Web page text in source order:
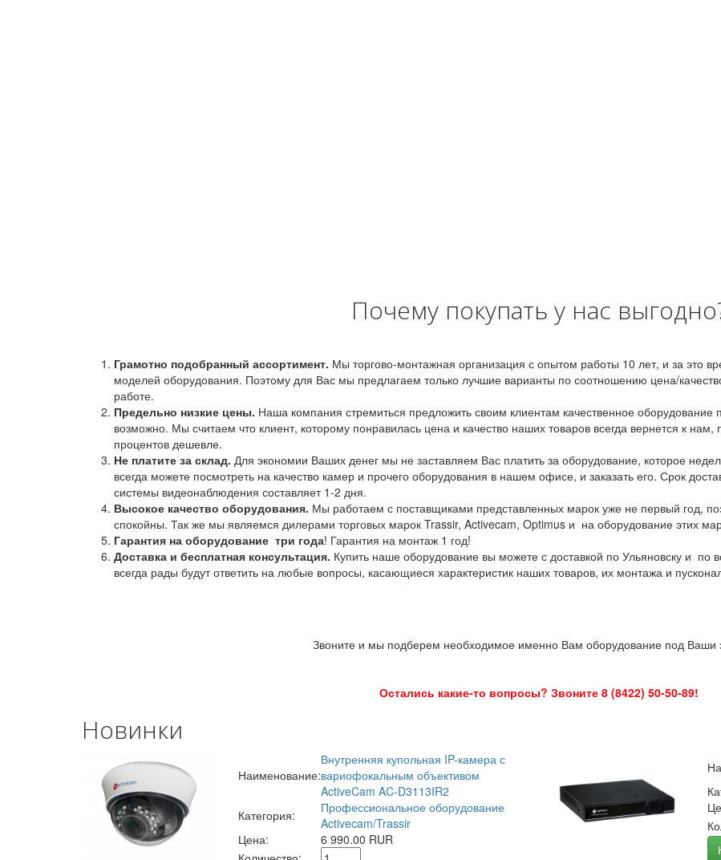
Почему покупать у нас
Грамотно подобранный ассортимент. Мы торгово-монтажная организация с опытом работы 10 лет, и за это
моделей оборудования. Поэтому для Вас мы предлагаем только лучшие варианты по соотношению цена/
работе.
Предельно низкие цены. Наша компания стремиться предложить своим клиентам качественное оборудование
возможно. Мы считаем что клиент, которому понравилась цена и качество наших товаров всегда вернется к
процентов дешевле.
Не платите за склад. Для экономии Ваших денег мы не заставляем Вас платить за оборудование, которое
всегда можете посмотреть на качество камер и прочего оборудования в нашем офисе, и заказать его. Срок
системы видеонаблюдения составляет 1-2 дня.
Высокое качество оборудования. Мы работаем с поставщиками представленных марок уже не первый год,
спокойны. Так же мы являемся дилерами торговых марок Trassir, Activecam, Optimus и на оборудование этих
Гарантия на оборудование три года! Гарантия на монтаж 1 год!
Доставка и бесплатная консультация. Купить наше оборудование вы можете с доставкой по Ульяновску и по
всегда рады будут ответить на любые вопросы, касающиеся характеристик наших товаров, их монтажа и
Звоните и мы подберем необходимое именно Вам оборудование под Ваши
Остались какие-то вопросы? Звоните 8 (8422) 50-50-89!
Новинки
Наименование:
Внутренняя купольная IP-камера с
вариофокальным объективом
ActiveCam AC-D3113IR2
Категория:
Профессиональное оборудование
Activecam/Trassir
Цена:
6 990.00 RUR